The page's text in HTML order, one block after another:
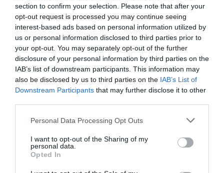
section to confirm your selection. Please note that after your
opt-out request is processed you may continue seeing
interest-based ads based on personal information utilized by
us or personal information disclosed to third parties prior to
your opt-out. You may separately opt-out of the further
disclosure of your personal information by third parties on the
IAB’s list of downstream participants. This information may
also be disclosed by us to third parties on the IAB’s List of
Downstream Participants that may further disclose it to other
Personal Data Processing Opt Outs
I want to opt-out of the Sharing of my
personal data.
Opted In
Adefarma ha respondido al comunicado que emitió la semana pasada
la Mesa de la Profesión Enfermera en el que afirmaba que iba a realizar
un seguimiento de todas las farmacias que realizan test para la
detección de la COVID-19 en la Comunidad de Madrid y que
comprobaría si cumplían todos los requisitos exigidos por el
Ministerio de Sanidad.
Cristóbal López de la Manzanara
repite como presidente de
ADEFARMA
Noticias y novedades
Redacción
Recién desarrollado el proceso electoral en
de Madrid (ADEFARMA), el pasado 24 de
septiembre se celebró la toma de posesión
como presidente